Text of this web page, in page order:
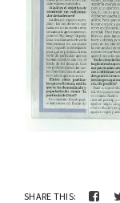
SHARE THIS: